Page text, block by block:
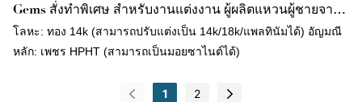
Gems สั่งทำพิเศษ สำหรับงานแต่งงาน ผู้ผลิตแหวนผู้ชายจาก
ประเทศจีน
โลหะ: ทอง 14k (สามารถปรับแต่งเป็น 14k/18k/แพลทินัมได้) อัญมณี
หลัก: เพชร HPHT (สามารถเป็นมอยซาไนต์ได้)
1 2